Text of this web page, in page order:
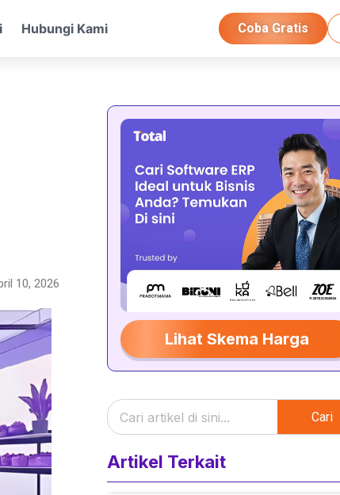
Hubungi Kami Coba Gratis
10, 2026
Lihat Skema Harga
Cari
Artikel Terkait